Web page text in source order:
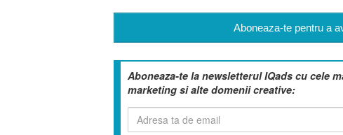
Aboneaza-te pentru a
Aboneaza-te la newsletterul IQads cu cele
marketing si alte domenii creative: